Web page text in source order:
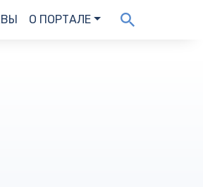
О ПОРТАЛЕ